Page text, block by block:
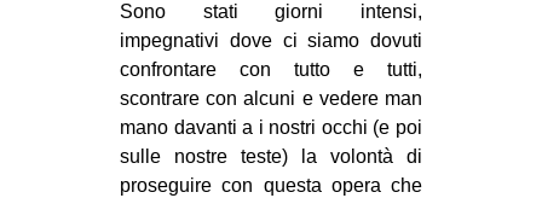
EVENTI
in
Fb
tw
Sono stati giorni intensi,
impegnativi dove ci siamo dovuti
confrontare con tutto e tutti,
scontrare con alcuni e vedere man
mano davanti a i nostri occhi (e poi
sulle nostre teste) la volontà di
proseguire con questa opera che